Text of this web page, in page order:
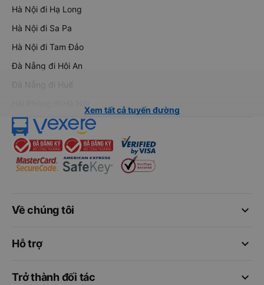
Hà Nội đi Hạ Long
Hà Nội đi Sa Pa
Hà Nội đi Tam Đảo
Đà Nẵng đi Hội An
Đà Nẵng đi Huế
Xem tất cả tuyến đường
keyboard_arrow_down
Về chúng tôi
keyboard_arrow_down
Hỗ trợ
keyboard_arrow_down
Trở thành đối tác